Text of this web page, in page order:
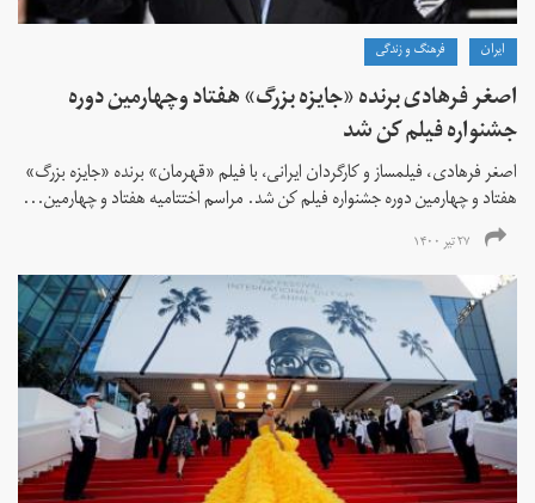
ايران فرهنگ و زندگی
اصغر فرهادی برنده «جایزه بزرگ»‌ هفتاد‌ وچهارمین دوره
جشنواره فیلم کن شد
اصغر فرهادی، فیلمساز و کارگردان ایرانی، با فیلم «قهرمان» برنده «جایزه بزرگ»
هفتاد و چهارمین دوره جشنواره فیلم کن شد. مراسم اختتامیه هفتاد و چهارمین...
۲۷ تیر ۱۴۰۰